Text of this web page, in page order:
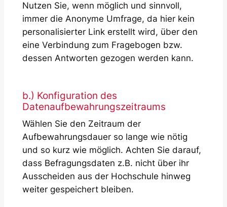
Nutzen Sie, wenn möglich und sinnvoll,
immer die Anonyme Umfrage, da hier kein
personalisierter Link erstellt wird, über den
eine Verbindung zum Fragebogen bzw.
dessen Antworten gezogen werden kann.
b.) Konfiguration des
Datenaufbewahrungszeitraums
Wählen Sie den Zeitraum der
Aufbewahrungsdauer so lange wie nötig
und so kurz wie möglich. Achten Sie darauf,
dass Befragungsdaten z.B. nicht über ihr
Ausscheiden aus der Hochschule hinweg
weiter gespeichert bleiben.